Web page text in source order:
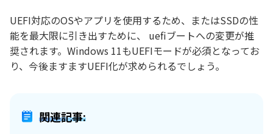
UEFI対応のOSやアプリを使用するため、またはSSDの性
能を最大限に引き出すために、 uefiブートへの変更が推
奨されます。Windows 11もUEFIモードが必須となってお
り、今後ますますUEFI化が求められるでしょう。
関連記事: